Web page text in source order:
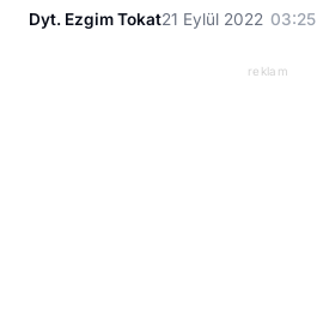
Dyt. Ezgim Tokat21 Eylül 2022 03:25
reklam